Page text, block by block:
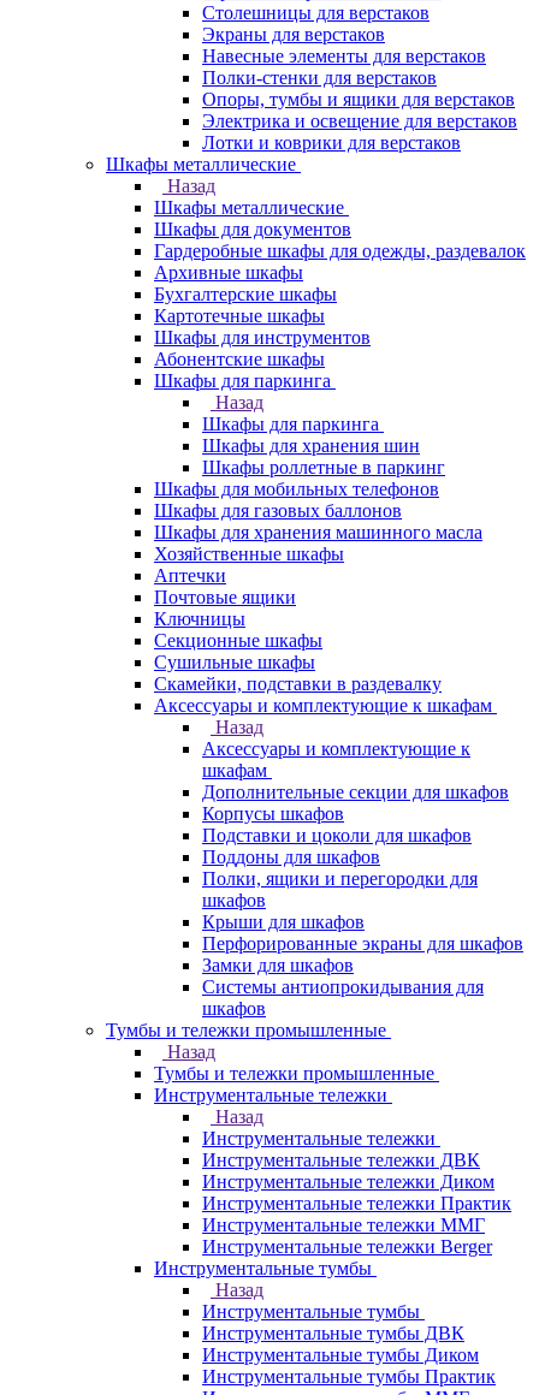
Столешницы для верстаков
Экраны для верстаков
Навесные элементы для верстаков
Полки-стенки для верстаков
Опоры, тумбы и ящики для верстаков
Электрика и освещение для верстаков
Лотки и коврики для верстаков
Шкафы металлические
Назад
Шкафы металлические
Шкафы для документов
Гардеробные шкафы для одежды, раздевалок
Архивные шкафы
Бухгалтерские шкафы
Картотечные шкафы
Шкафы для инструментов
Абонентские шкафы
Шкафы для паркинга
Назад
Шкафы для паркинга
Шкафы для хранения шин
Шкафы роллетные в паркинг
Шкафы для мобильных телефонов
Шкафы для газовых баллонов
Шкафы для хранения машинного масла
Хозяйственные шкафы
Аптечки
Почтовые ящики
Ключницы
Секционные шкафы
Сушильные шкафы
Скамейки, подставки в раздевалку
Аксессуары и комплектующие к шкафам
Назад
Аксессуары и комплектующие к
шкафам
Дополнительные секции для шкафов
Корпусы шкафов
Подставки и цоколи для шкафов
Поддоны для шкафов
Полки, ящики и перегородки для
шкафов
Крыши для шкафов
Перфорированные экраны для шкафов
Замки для шкафов
Системы антиопрокидывания для
шкафов
Тумбы и тележки промышленные
Назад
Тумбы и тележки промышленные
Инструментальные тележки
Назад
Инструментальные тележки
Инструментальные тележки ДВК
Инструментальные тележки Диком
Инструментальные тележки Практик
Инструментальные тележки ММГ
Инструментальные тележки Berger
Инструментальные тумбы
Назад
Инструментальные тумбы
Инструментальные тумбы ДВК
Инструментальные тумбы Диком
Инструментальные тумбы Практик